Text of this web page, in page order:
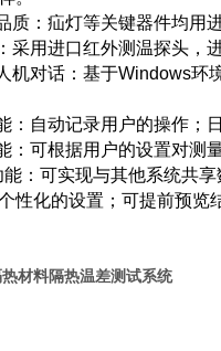
质：疝灯等关键器件均用
采用进口红外测温探头，
机对话：基于Windows环
：自动记录用户的操作；
：可根据用户的设置对测
：可实现与其他系统共
性化的设置；可提前预览